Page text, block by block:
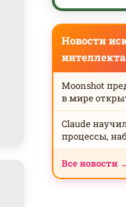
Новости
интеллекта
Moonshot
в мире
Claude
процессы,
Все новости